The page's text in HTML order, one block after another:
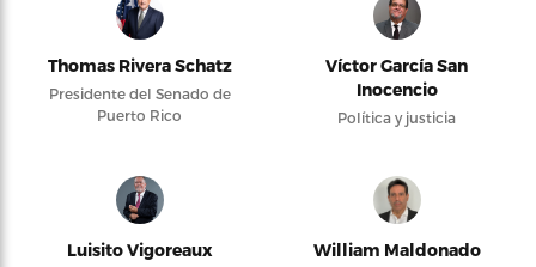
Thomas Rivera Schatz
Presidente del Senado de
Puerto Rico
Víctor García San
Inocencio
Política y justicia
Luisito Vigoreaux William Maldonado